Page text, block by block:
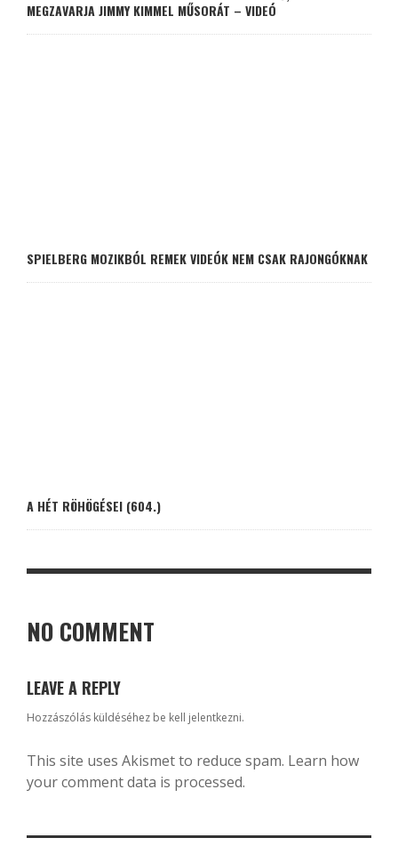
MEGZAVARJA JIMMY KIMMEL MŰSORÁT – VIDEÓ
SPIELBERG MOZIKBÓL REMEK VIDEÓK NEM CSAK RAJONGÓKNAK
A HÉT RÖHÖGÉSEI (604.)
NO COMMENT
LEAVE A REPLY
Hozzászólás küldéséhez be kell jelentkezni.
This site uses Akismet to reduce spam. Learn how
your comment data is processed.